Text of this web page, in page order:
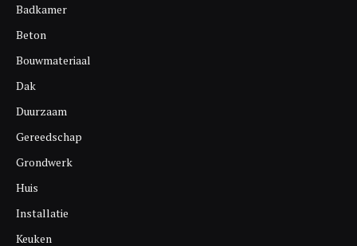
Badkamer
Beton
Bouwmateriaal
Dak
Duurzaam
Gereedschap
Grondwerk
Huis
Installatie
Keuken